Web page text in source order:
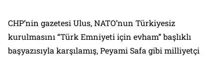
CHP’nin gazetesi Ulus, NATO’nun Türkiyesiz
kurulmasını “Türk Emniyeti için evham” başlıklı
başyazısıyla karşılamış, Peyami Safa gibi milliyetçi